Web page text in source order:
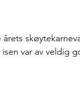
var av veldig